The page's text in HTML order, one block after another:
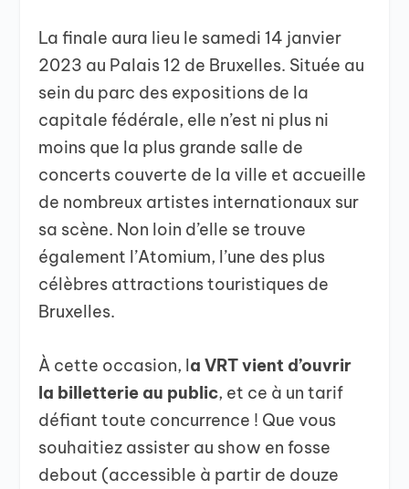
La finale aura lieu le samedi 14 janvier
2023 au Palais 12 de Bruxelles. Située au
sein du parc des expositions de la
capitale fédérale, elle n’est ni plus ni
moins que la plus grande salle de
concerts couverte de la ville et accueille
de nombreux artistes internationaux sur
sa scène. Non loin d’elle se trouve
également l’Atomium, l’une des plus
célèbres attractions touristiques de
Bruxelles.
À cette occasion, la VRT vient d’ouvrir
la billetterie au public, et ce à un tarif
défiant toute concurrence ! Que vous
souhaitiez assister au show en fosse
debout (accessible à partir de douze